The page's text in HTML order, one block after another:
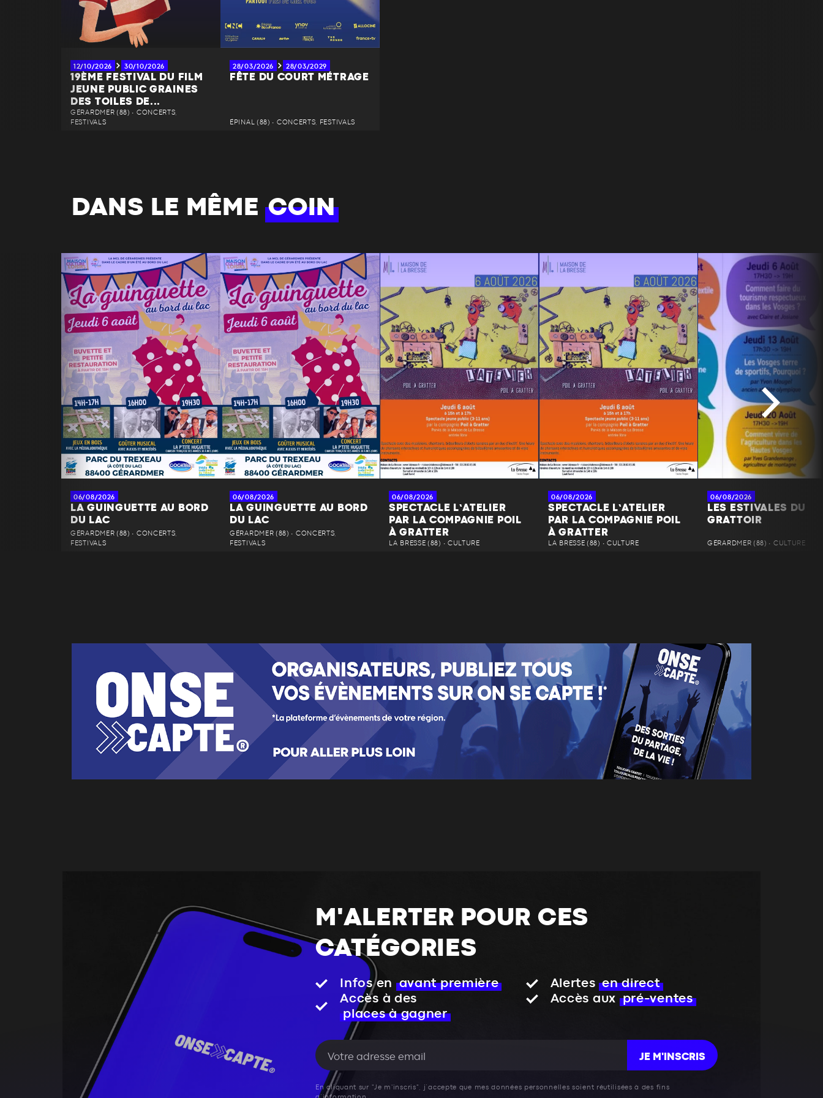
12/10/2026 30/10/2026
19ÈME FESTIVAL DU FILM
JEUNE PUBLIC GRAINES
DES TOILES DE...
GÉRARDMER (88) • CONCERTS,
FESTIVALS
28/03/2026 28/03/2029
FÊTE DU COURT MÉTRAGE
ÉPINAL (88) • CONCERTS, FESTIVALS
DANS LE MÊMECOIN
06/08/2026
LA GUINGUETTE AU BORD
DU LAC
GÉRARDMER (88) • CONCERTS,
FESTIVALS
06/08/2026
LA GUINGUETTE AU BORD
DU LAC
GÉRARDMER (88) • CONCERTS,
FESTIVALS
06/08/2026
SPECTACLE L’ATELIER
PAR LA COMPAGNIE POIL
À GRATTER
LA BRESSE (88) • CULTURE
06/08/2026
SPECTACLE L’ATELIER
PAR LA COMPAGNIE POIL
À GRATTER
LA BRESSE (88) • CULTURE
06/08/2026
LES ESTIVALES DU
GRATTOIR
GÉRARDMER (88) • CULTURE
M'ALERTER POUR CES
CATÉGORIES
Infos en avant première Alertes en direct
Accès à des
places à gagner
Accès aux pré-ventes
JE M'INSCRIS
En cliquant sur "Je m'inscris", j’accepte que mes données personnelles soient réutilisées à des fins